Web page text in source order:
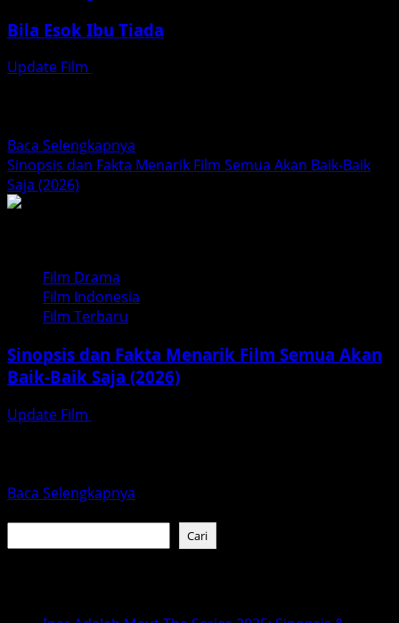
Bila Esok Ibu Tiada
Update Film
Baca Selengkapnya
more
Sinopsis dan Fakta Menarik Film Semua Akan Baik-Baik
Saja (2026)
Film Drama
Film Indonesia
Film Terbaru
Sinopsis dan Fakta Menarik Film Semua Akan
Baik-Baik Saja (2026)
Update Film
Baca Selengkapnya
Sinopsis
Cari